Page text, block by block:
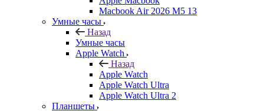
Macbook Air 2026 M5 13
Умные часы
Назад
Умные часы
Apple Watch
Назад
Apple Watch
Apple Watch Ultra
Apple Watch Ultra 2
Планшеты